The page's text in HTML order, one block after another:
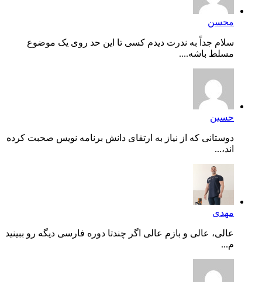
محسن
سلام جداً به ندرت دیدم کسی تا این حد روی یک موضوع
مسلط باشه....
حسین
دوستانی که از نیاز به ارتقای دانش برنامه نویس صحبت کرده
اند،...
مهدی
عالی، عالی و بازم عالی اگر چندتا دوره فارسی دیگه رو ببینید
م...